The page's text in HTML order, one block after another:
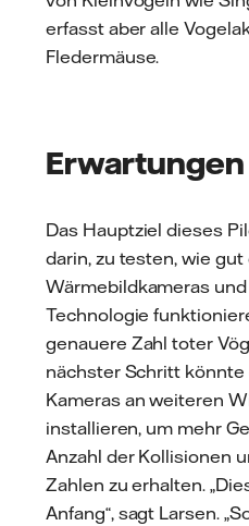
erfasst aber alle
Fledermäuse.
Erwartungen
Das Hauptziel dieses
darin, zu testen, wie gut
Wärmebildkameras
Technologie
genauere Zahl toter
nächster Schritt
Kameras an weiteren
installieren, um mehr
Anzahl der Kollisionen
Zahlen zu erhalten.
Anfang“, sagt Larsen.